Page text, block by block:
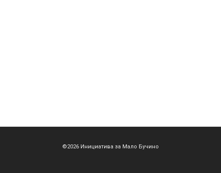
©2026 Инициатива за Мало Бучино